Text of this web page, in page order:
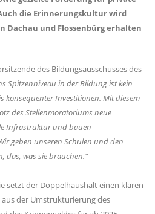
die Erinnerungskultur wird
Dachau und Flossenbürg erhalten
des Bildungsausschusses des
Spitzenniveau in der Bildung ist kein
konsequenter Investitionen. Mit diesem
des Stellenmoratoriums neue
Infrastruktur und bauen
geben unseren Schulen und den
das, was sie brauchen."
setzt der Doppelhaushalt einen klaren
der Umstrukturierung des